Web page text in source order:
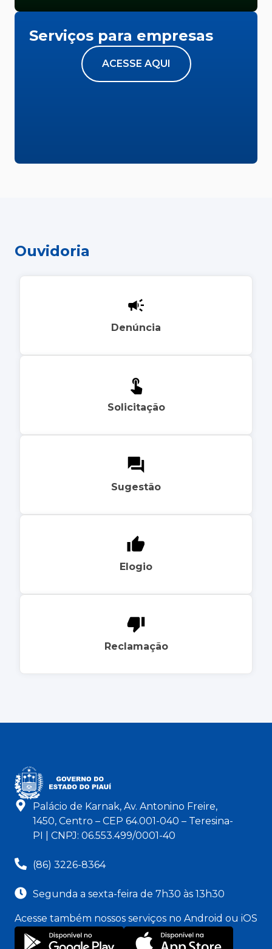
Serviços para empresas
ACESSE AQUI
Ouvidoria
Denúncia
Solicitação
Sugestão
Elogio
Reclamação
Palácio de Karnak, Av. Antonino Freire,
1450, Centro – CEP 64.001-040 – Teresina-
PI | CNPJ: 06.553.499/0001-40
(86) 3226-8364
Segunda a sexta-feira de 7h30 às 13h30
Acesse também nossos serviços no Android ou iOS